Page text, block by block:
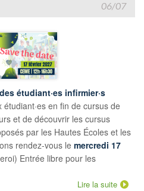
06/07
étudiant·es infirmier·s
en fin de cursus de
et de découvrir les cursus
par les Hautes Écoles et les
rendez-vous le mercredi 17
Entrée libre pour les
Lire la suite